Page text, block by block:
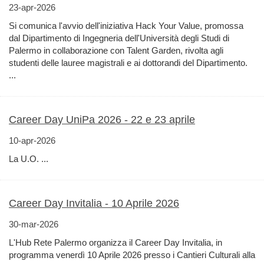
23-apr-2026
Si comunica l'avvio dell'iniziativa Hack Your Value, promossa
dal Dipartimento di Ingegneria dell'Università degli Studi di
Palermo in collaborazione con Talent Garden, rivolta agli
studenti delle lauree magistrali e ai dottorandi del Dipartimento.
...
Career Day UniPa 2026 - 22 e 23 aprile
10-apr-2026
La U.O. ...
Career Day Invitalia - 10 Aprile 2026
30-mar-2026
L'Hub Rete Palermo organizza il Career Day Invitalia, in
programma venerdì 10 Aprile 2026 presso i Cantieri Culturali alla